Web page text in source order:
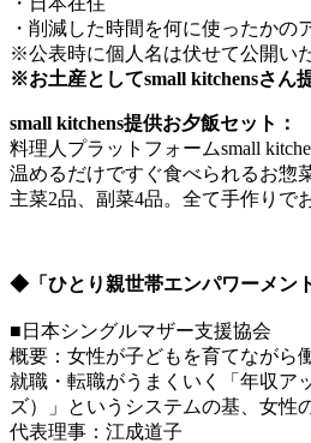
・削減した時間を何に使ったか
※公表時に個人名は伏せて公開い
※お土産としてsmall kitchensさん
small kitchens提供お夕飯セット：
料理人プラットフォームsmall
温めるだけですぐ食べられるお惣
主菜2品、副菜4品。全て手作りで
◆「ひとり親世帯エンパワーメン
■日本シングルマザー支援協会
概要：女性が子どもを育てながら
就職・転職がうまくいく「年収ア
ズ）」というシステムの基、女性
代表理事：江成道子